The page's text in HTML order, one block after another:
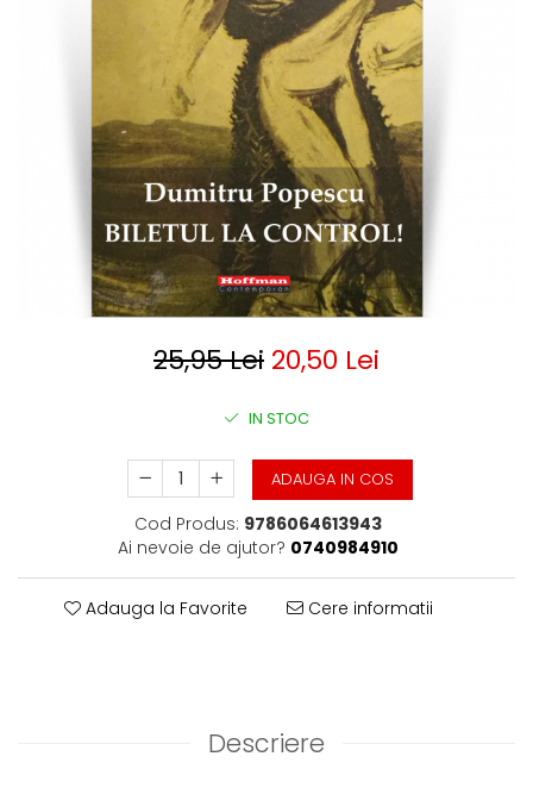
Universala
Universala
Non-fictiune
Publicistica / Reportaje / Interviuri
Stiinte umaniste
Sociologie si filozofie25,95 Lei 20,50 Lei
IN STOC
ADAUGA IN COS
Cod Produs: 9786064613943
Ai nevoie de ajutor? 0740984910
Adauga la Favorite Cere informatii
Descriere